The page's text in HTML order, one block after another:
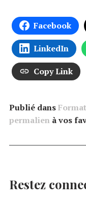
Facebook
LinkedIn
Copy Link
Publié dans
permalien à vos
Restez